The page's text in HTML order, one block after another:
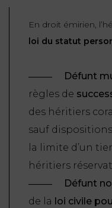
PRESTATION
COMPENSATOIRE
PRÉJUDICE
CORPOREL
PERSONNES
AGN
HAUSSMANN
DU
TOURISME
FONCTION
PUBLIQUE
En droit émirien,
loi du statut
Défunt
règles de
des héritiers
sauf
la limite d’un
héritiers
Défunt
de la loi civile